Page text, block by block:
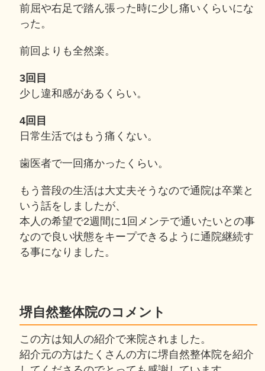
前屈や右足で踏ん張った時に少し痛いくらいにな
った。
前回よりも全然楽。
3回目
少し違和感があるくらい。
4回目
日常生活ではもう痛くない。
歯医者で一回痛かったくらい。
もう普段の生活は大丈夫そうなので通院は卒業と
いう話をしましたが、
本人の希望で2週間に1回メンテで通いたいとの事
なので良い状態をキープできるように通院継続す
る事になりました。
堺自然整体院のコメント
この方は知人の紹介で来院されました。
紹介元の方はたくさんの方に堺自然整体院を紹介